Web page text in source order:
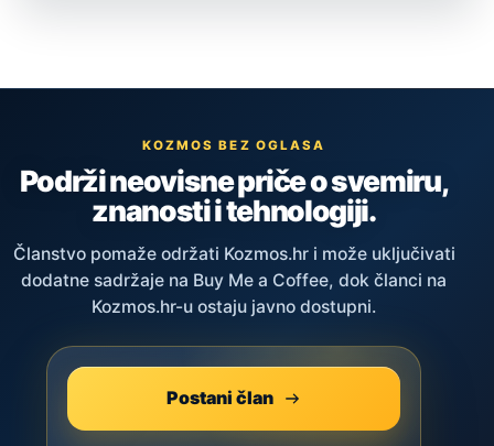
KOZMOS BEZ OGLASA
Podrži neovisne priče o svemiru,
znanosti i tehnologiji.
Članstvo pomaže održati Kozmos.hr i može uključivati
dodatne sadržaje na Buy Me a Coffee, dok članci na
Kozmos.hr-u ostaju javno dostupni.
Postani član